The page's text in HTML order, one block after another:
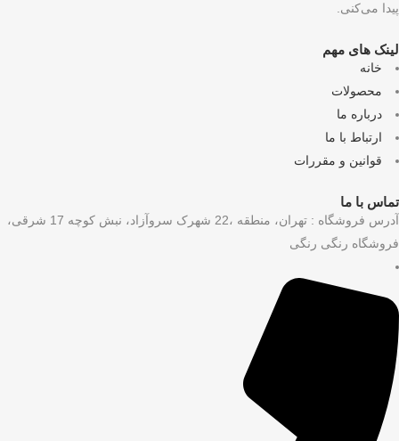
می‌کنی.
های مهم
خانه
محصولات
درباره ما
ارتباط با ما
قوانین و مقررات
با ما
آدرس فروشگاه : تهران، منطقه ،22 شهرک سروآزاد، نبش کوچه 17 شرقی،
رنگی رنگی